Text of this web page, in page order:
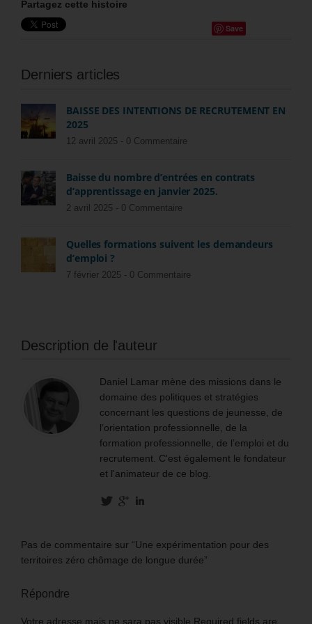
Partagez cette histoire
Save
Derniers articles
BAISSE DES INTENTIONS DE RECRUTEMENT EN
2025
12 avril 2025 - 0 Commentaire
Baisse du nombre d’entrées en contrats
d’apprentissage en janvier 2025.
2 avril 2025 - 0 Commentaire
Quelles formations suivent les demandeurs
d’emploi ?
7 février 2025 - 0 Commentaire
Description de l'auteur
Daniel Lamar mène des missions dans le
domaine des politiques et stratégies
concernant les questions de jeunesse, de
l’orientation professionnelle, de la
formation professionnelle, de l’emploi et du
recrutement. C'est également le fondateur
et l'animateur de ce blog.
Pas de commentaire sur “Une expérimentation pour des
territoires zéro chômage de longue durée”
Répondre
Votre adresse mais ne sara pas visible Required fields are